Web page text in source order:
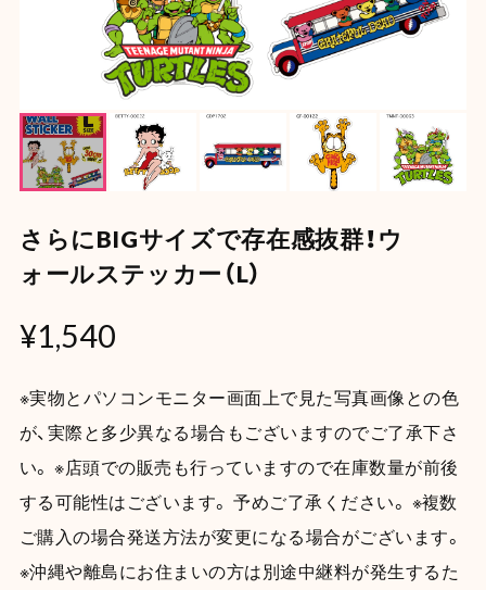
さらにBIGサイズで存在感抜群！ウ
ォールステッカー（L）
¥1,540
※実物とパソコンモニター画面上で見た写真画像との色
が、実際と多少異なる場合もございますのでご了承下さ
い。 ※店頭での販売も行っていますので在庫数量が前後
する可能性はございます。 予めご了承ください。 ※複数
ご購入の場合発送方法が変更になる場合がございます。
※沖縄や離島にお住まいの方は別途中継料が発生するた